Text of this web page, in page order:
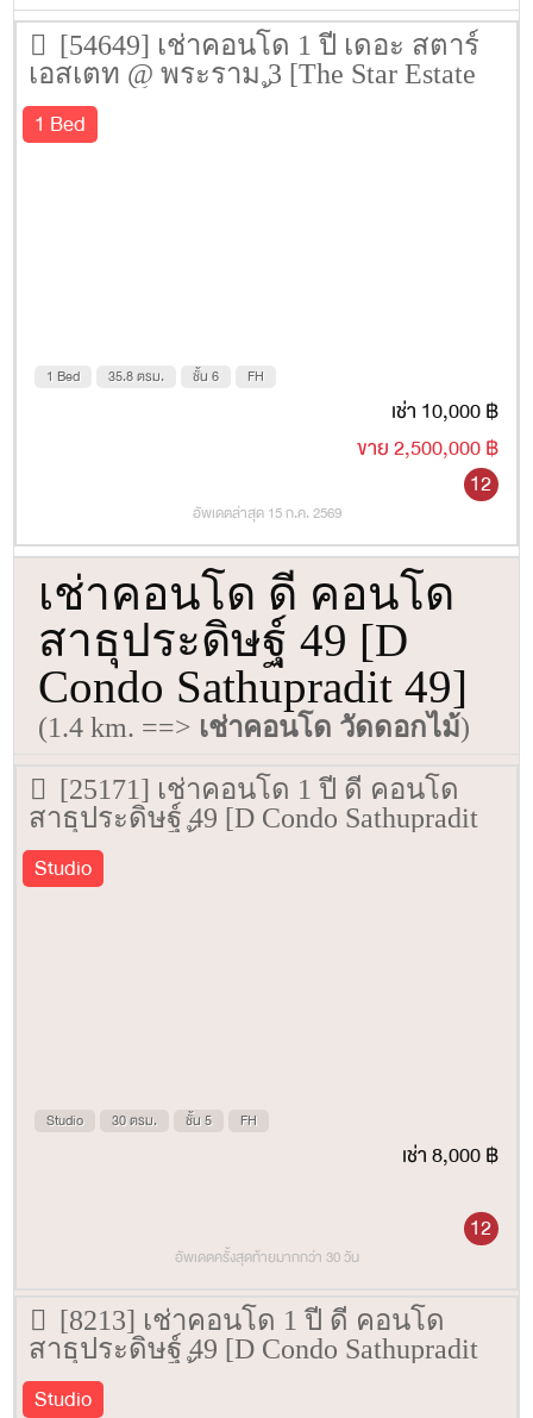
[54649] เช่าคอนโด 1 ปี เดอะ สตาร์
เอสเตท @ พระราม 3 [The Star Estate
Rama3] 35.8 ตรม. ชั้น 6
1 Bed
1 Bed 35.8 ตรม. ชั้น 6 FH
เช่า 10,000 ฿
ขาย 2,500,000 ฿
12
อัพเดตล่าสุด 15 ก.ค. 2569
เช่าคอนโด ดี คอนโด
สาธุประดิษฐ์ 49 [D
Condo Sathupradit 49]
(1.4 km. ==> เช่าคอนโด วัดดอกไม้)
[25171] เช่าคอนโด 1 ปี ดี คอนโด
สาธุประดิษฐ์ 49 [D Condo Sathupradit
49] 30 ตรม. ชั้น 5
Studio
Studio 30 ตรม. ชั้น 5 FH
เช่า 8,000 ฿
12
อัพเดตครั้งสุดท้ายมากกว่า 30 วัน
[8213] เช่าคอนโด 1 ปี ดี คอนโด
สาธุประดิษฐ์ 49 [D Condo Sathupradit
49] 31 ตรม. ชั้น 5
Studio